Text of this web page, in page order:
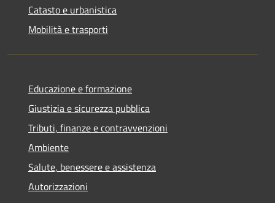
Catasto e urbanistica
Mobilità e trasporti
Educazione e formazione
Giustizia e sicurezza pubblica
Tributi, finanze e contravvenzioni
Ambiente
Salute, benessere e assistenza
Autorizzazioni